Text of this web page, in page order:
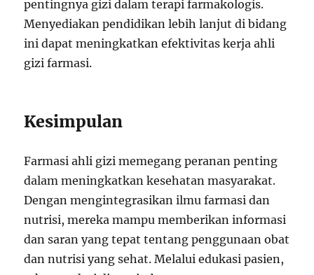
pentingnya gizi dalam terapi farmakologis.
Menyediakan pendidikan lebih lanjut di bidang
ini dapat meningkatkan efektivitas kerja ahli
gizi farmasi.
Kesimpulan
Farmasi ahli gizi memegang peranan penting
dalam meningkatkan kesehatan masyarakat.
Dengan mengintegrasikan ilmu farmasi dan
nutrisi, mereka mampu memberikan informasi
dan saran yang tepat tentang penggunaan obat
dan nutrisi yang sehat. Melalui edukasi pasien,